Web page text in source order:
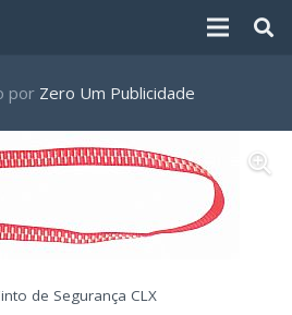
por Zero Um Publicidade
de Segurança CLX